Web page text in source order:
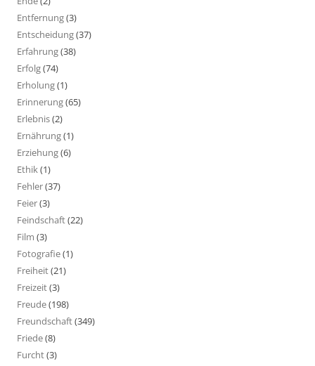
Entfernung(3)
Entscheidung(37)
Erfahrung(38)
Erfolg(74)
Erholung(1)
Erinnerung(65)
Erlebnis(2)
Ernährung(1)
Erziehung(6)
Ethik(1)
Fehler(37)
Feier(3)
Feindschaft(22)
Film (3)
Fotografie(1)
Freiheit(21)
Freizeit(3)
Freude(198)
Freundschaft(349)
Friede(8)
Furcht(3)